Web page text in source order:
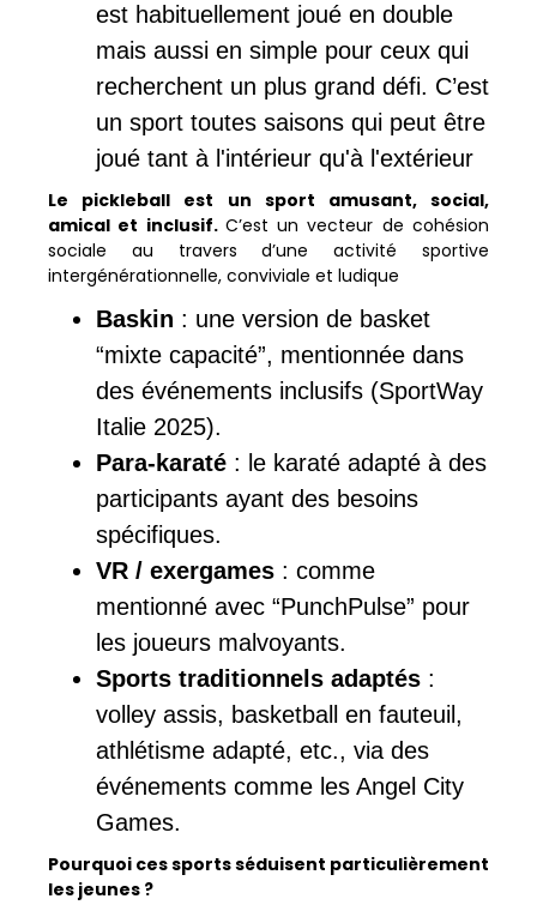
est habituellement joué en double
mais aussi en simple pour ceux qui
recherchent un plus grand défi. C’est
un sport toutes saisons qui peut être
joué tant à l'intérieur qu'à l'extérieur
Le pickleball est un sport amusant, social,
amical et inclusif. C’est un vecteur de cohésion
sociale au travers d’une activité sportive
intergénérationnelle, conviviale et ludique
Baskin : une version de basket
“mixte capacité”, mentionnée dans
des événements inclusifs (SportWay
Italie 2025).
Para-karaté : le karaté adapté à des
participants ayant des besoins
spécifiques.
VR / exergames : comme
mentionné avec “PunchPulse” pour
les joueurs malvoyants.
Sports traditionnels adaptés :
volley assis, basketball en fauteuil,
athlétisme adapté, etc., via des
événements comme les Angel City
Games.
Pourquoi ces sports séduisent particulièrement
les jeunes ?